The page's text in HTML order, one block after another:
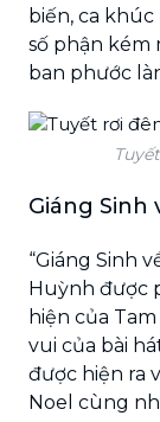
biến, ca
số phận kém
ban phước
Giáng Sinh
“Giáng Sinh
Huỳnh được
hiện của
vui của bài
được hiện ra
Noel cùng